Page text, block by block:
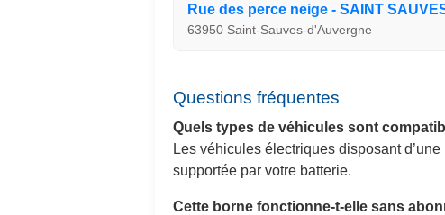
Rue des perce neige - SAINT
63950 Saint-Sauves-d'Auvergne
Questions fréquentes
Quels types de véhicules sont
Les véhicules électriques disposant
supportée par votre batterie.
Cette borne fonctionne-t-elle sans